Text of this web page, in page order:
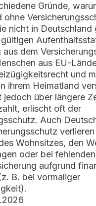
Gründe,
ohne
nicht in Deutschland
dem
aus EU-
und
ihrem Heimatland
jedoch über längere
erlischt oft der
Auch
Wohnsitzes, den
oder bei
aufgrund
B. bei vormaliger